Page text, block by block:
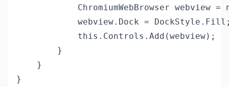
ChromiumWebBrowser webview =
webview.Dock =
            this.Controls.Add(webview);
        }
    }
}